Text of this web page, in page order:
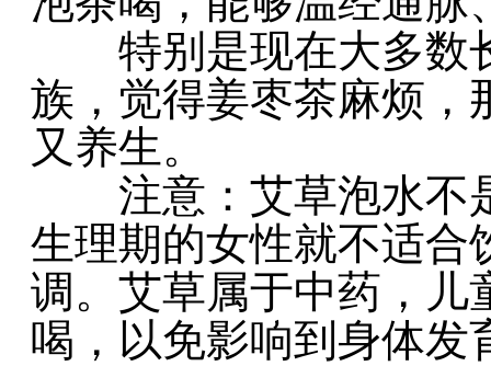
特别是现在大多数
族，觉得姜枣茶麻烦，
又养生。
注意：艾草泡水不
生理期的女性就不适合
调。艾草属于中药，儿
喝，以免影响到身体发